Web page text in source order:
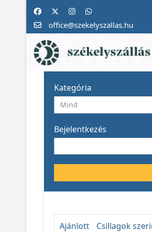
office@szekelyszallas.hu
Kategória
Bejelentkezés
Ajánlott Csillagok